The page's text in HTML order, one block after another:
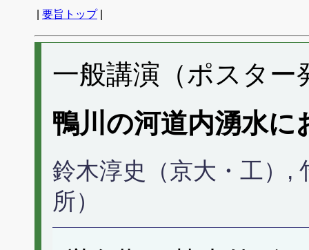
要旨トップ|
一般講演（ポスター
鴨川の河道内湧水に
鈴木淳史（京大・工）,
所）